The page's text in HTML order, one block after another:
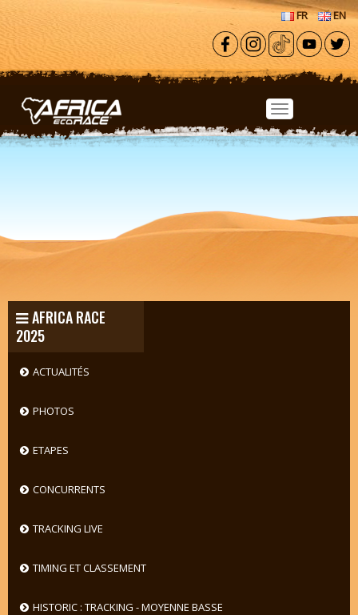
Aller au contenu principal
FR EN
AFRICA RACE
2025
ACTUALITÉS
PHOTOS
ETAPES
CONCURRENTS
TRACKING LIVE
TIMING ET CLASSEMENT
HISTORIC : TRACKING - MOYENNE BASSE